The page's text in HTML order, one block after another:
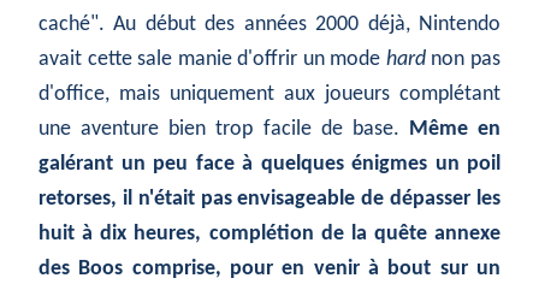
caché". Au début des années 2000 déjà, Nintendo
avait cette sale manie d'offrir un mode hardnon pas
d'office, mais uniquement aux joueurs complétant
une aventure bien trop facile de base.
Même en
galérant un peu face à quelques énigmes un poil
retorses, il n'était pas envisageable de dépasser les
huit à dix heures, complétion de la quête annexe
des Boos comprise, pour en venir à bout sur un